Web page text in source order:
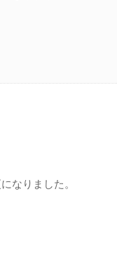
なりました。